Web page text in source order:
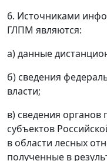
6. Источниками
ГЛПМ являются:
а) данные
б) сведения
власти;
в) сведения органов
субъектов
в области лесных
полученные в